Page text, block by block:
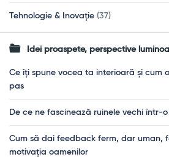
Tehnologie & Inovație (37)
Idei proaspete, perspective
Ce îți spune vocea ta interioară și cum
pas
De ce ne fascinează ruinele vechi într-
Cum să dai feedback ferm, dar uman,
motivația oamenilor